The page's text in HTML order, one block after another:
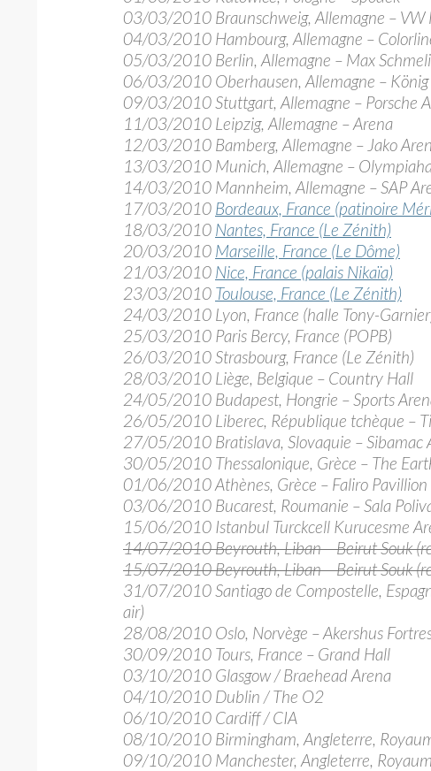
03/03/2010 Braunschweig, Allemagne – VW
04/03/2010 Hambourg, Allemagne –
05/03/2010 Berlin, Allemagne – Max
06/03/2010 Oberhausen, Allemagne – König
09/03/2010 Stuttgart, Allemagne – Porsche
11/03/2010 Leipzig, Allemagne – Arena
12/03/2010 Bamberg, Allemagne – Jako
13/03/2010 Munich, Allemagne –
14/03/2010 Mannheim, Allemagne – SAP
17/03/2010 Bordeaux, France (patinoire
18/03/2010 Nantes, France (Le Zénith)
20/03/2010 Marseille, France (Le Dôme)
21/03/2010 Nice, France (palais Nikaïa)
23/03/2010 Toulouse, France (Le Zénith)
24/03/2010 Lyon, France (halle Tony-
25/03/2010 Paris Bercy, France (POPB)
26/03/2010 Strasbourg, France (Le Zénith)
28/03/2010 Liège, Belgique – Country Hall
24/05/2010 Budapest, Hongrie – Sports
26/05/2010 Liberec, République tchèque –
27/05/2010 Bratislava, Slovaquie – Sibamac
30/05/2010 Thessalonique, Grèce – The
01/06/2010 Athènes, Grèce – Faliro Pavillion
03/06/2010 Bucarest, Roumanie – Sala
15/06/2010 Istanbul Turckcell Kurucesme
14/07/2010 Beyrouth, Liban – Beirut Souk
15/07/2010 Beyrouth, Liban – Beirut Souk
31/07/2010 Santiago de Compostelle,
air)
28/08/2010 Oslo, Norvège – Akershus
30/09/2010 Tours, France – Grand Hall
03/10/2010 Glasgow / Braehead Arena
04/10/2010 Dublin / The O2
06/10/2010 Cardiff / CIA
08/10/2010 Birmingham, Angleterre,
09/10/2010 Manchester, Angleterre,